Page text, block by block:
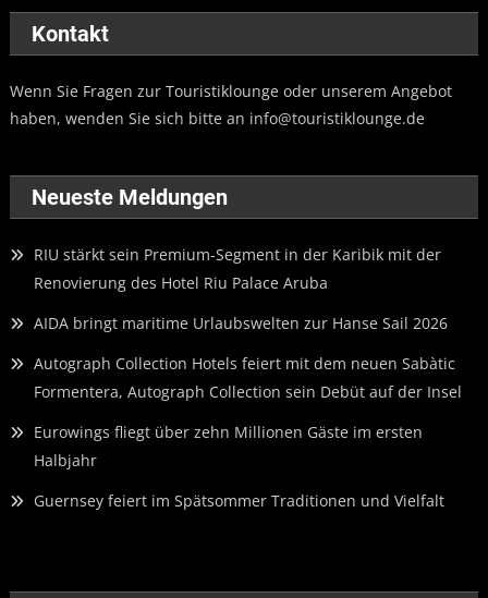
Kontakt
Wenn Sie Fragen zur Touristiklounge oder unserem Angebot
haben, wenden Sie sich bitte an info@touristiklounge.de
Neueste Meldungen
RIU stärkt sein Premium-Segment in der Karibik mit der
Renovierung des Hotel Riu Palace Aruba
AIDA bringt maritime Urlaubswelten zur Hanse Sail 2026
Autograph Collection Hotels feiert mit dem neuen Sabàtic
Formentera, Autograph Collection sein Debüt auf der Insel
Eurowings fliegt über zehn Millionen Gäste im ersten
Halbjahr
Guernsey feiert im Spätsommer Traditionen und Vielfalt